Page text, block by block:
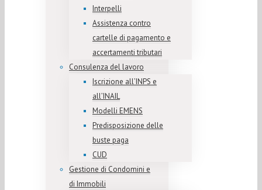
Interpelli
Assistenza contro
cartelle di pagamento e
accertamenti tributari
Consulenza del lavoro
Iscrizione all’INPS e
all’INAIL
Modelli EMENS
Predisposizione delle
buste paga
CUD
Gestione di Condomini e
di Immobili